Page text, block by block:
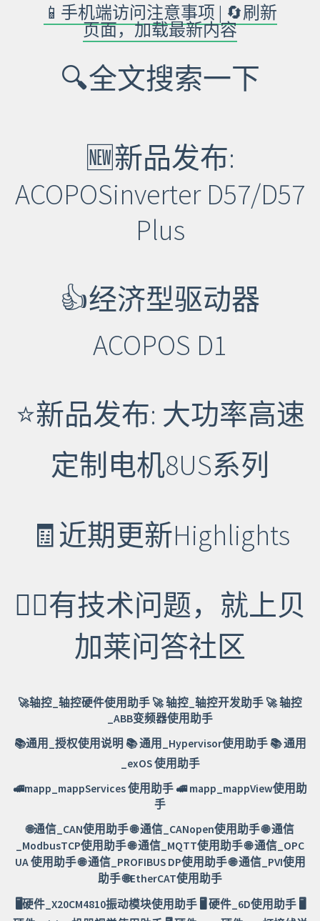
📱手机端访问注意事项 | 🔄刷新
页面，加载最新内容
🔍全文搜索一下
🆕新品发布:
ACOPOSinverter D57/D57
Plus
👍经济型驱动器
ACOPOS D1
⭐新品发布: 大功率高速
定制电机8US系列
🧾近期更新Highlights
🙋‍♂️有技术问题，就上贝
加莱问答社区
🚀轴控_轴控硬件使用助手 🚀轴控_轴控开发助手 🚀轴控
_ABB变频器使用助手
📚通用_授权使用说明 📚通用_Hypervisor使用助手📚通用
_exOS 使用助手
🚅mapp_mappServices 使用助手 🚅mapp_mappView使用助
手
🌐通信_CAN使用助手🌐通信_CANopen使用助手🌐通信
_ModbusTCP使用助手🌐通信_MQTT使用助手🌐通信_OPC
UA 使用助手🌐通信_PROFIBUS DP使用助手🌐通信_PVI使用
助手🌐EtherCAT使用助手
🖥️硬件_X20CM4810振动模块使用助手🖥️ 硬件_6D使用助手🖥️